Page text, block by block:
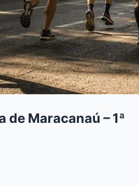
de Maracanaú – 1ª